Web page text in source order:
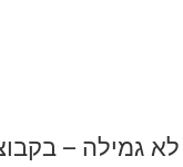
גמילה –